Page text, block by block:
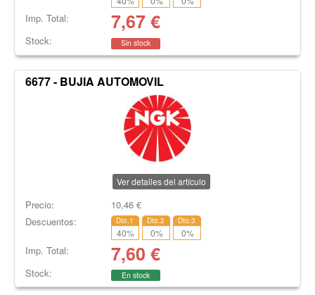
Imp. Total: 7,67€
Stock: Sin stock
6677 - BUJIA AUTOMOVIL
Ver detalles del artículo
Precio: 10,46€
Descuentos:
Dto.1
40%
Dto.2
0%
Dto.3
0%
Imp. Total: 7,60 €
Stock: En stock